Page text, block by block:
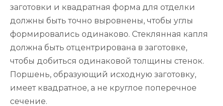
заготовки и квадратная форма для отделки
должны быть точно выровнены, чтобы углы
формировались одинаково. Стеклянная капля
должна быть отцентрирована в заготовке,
чтобы добиться одинаковой толщины стенок.
Поршень, образующий исходную заготовку,
имеет квадратное, а не круглое поперечное
сечение.